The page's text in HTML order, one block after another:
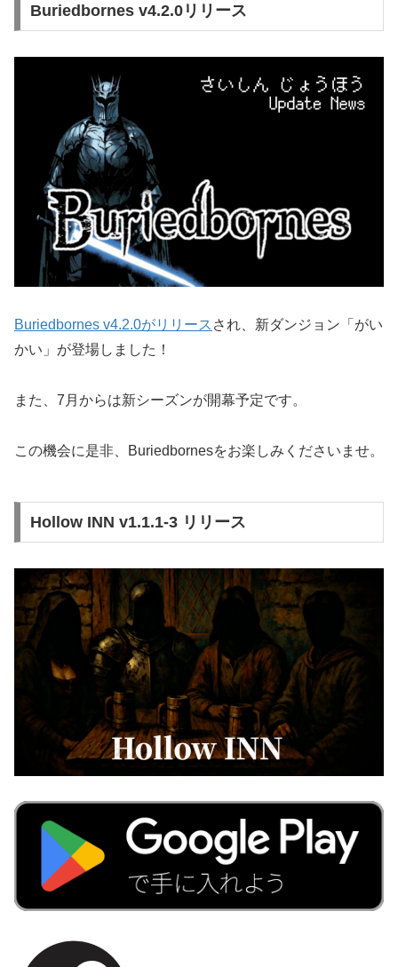
Buriedbornes v4.2.0リリース
Buriedbornes v4.2.0がリリース され、新ダンジョン「がい
かい」が登場しました！
また、7月からは新シーズンが開幕予定です。
この機会に是非、Buriedbornesをお楽しみくださいませ。
Hollow INN v1.1.1-3 リリース